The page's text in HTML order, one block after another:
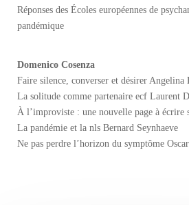
Réponses des Écoles européennes de
pandémique
Domenico Cosenza
Faire silence, converser et désirer Angelina
La solitude comme partenaire ecf Laurent
À l’improviste : une nouvelle page à écrire
La pandémie et la nls Bernard Seynhaeve
Ne pas perdre l’horizon du symptôme